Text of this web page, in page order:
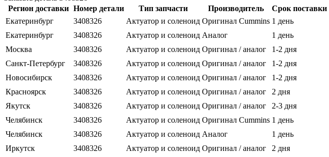
Регион доставки Номер детали Тип запчасти Производитель Срок поставки
Екатеринбург
3408326 Актуатор и соленоид Оригинал Cummins 1 день
Екатеринбург 3408326 Актуатор и соленоид Аналог 1 день
Москва 3408326 Актуатор и соленоид Оригинал / аналог 1-2 дня
Санкт-Петербург 3408326 Актуатор и соленоид Оригинал / аналог 1-2 дня
Новосибирск 3408326 Актуатор и соленоид Оригинал / аналог 1-2 дня
Красноярск 3408326 Актуатор и соленоид Оригинал / аналог 2 дня
Якутск 3408326 Актуатор и соленоид Оригинал / аналог 2-3 дня
Челябинск 3408326 Актуатор и соленоид Оригинал Cummins 1 день
Челябинск 3408326 Актуатор и соленоид Аналог 1 день
Иркутск 3408326 Актуатор и соленоид Оригинал / аналог 2 дня